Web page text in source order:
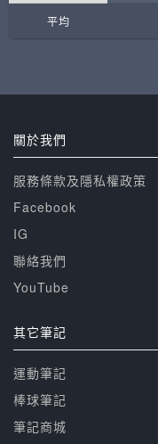
平均
關於我們
服務條款及隱私權政策
Facebook
IG
聯絡我們
YouTube
其它筆記
運動筆記
棒球筆記
筆記商城